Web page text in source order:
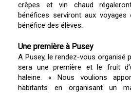
crêpes et vin chaud
bénéfices serviront aux
bénéfice des élèves.
Une première à Pusey
A Pusey, le rendez-vous organisé
sera une première et le fruit
haleine. « Nous voulions
habitants en organisant un